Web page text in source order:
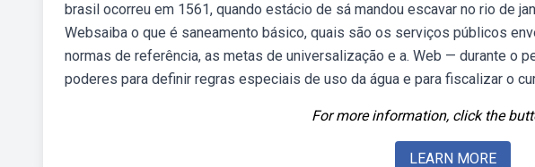
brasil ocorreu em 1561, quando estácio de sá mandou escavar no rio de
Websaiba o que é saneamento básico, quais são os serviços públicos
normas de referência, as metas de universalização e a. Web — durante o
poderes para definir regras especiais de uso da água e para fiscalizar o
For more information, click the
LEARN MORE